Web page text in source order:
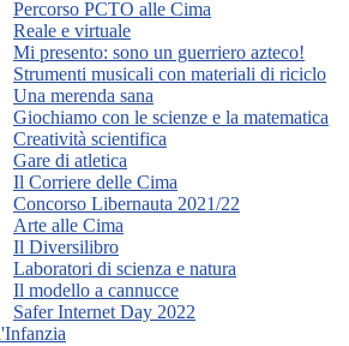
Percorso PCTO alle Cima
Reale e virtuale
Mi presento: sono un guerriero azteco!
Strumenti musicali con materiali di riciclo
Una merenda sana
Giochiamo con le scienze e la matematica
Creatività scientifica
Gare di atletica
Il Corriere delle Cima
Concorso Libernauta 2021/22
Arte alle Cima
Il Diversilibro
Laboratori di scienza e natura
Il modello a cannucce
Safer Internet Day 2022